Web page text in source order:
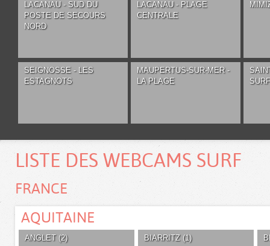
LACANAU - SUD DU
POSTE DE SECOURS
NORD
LACANAU - PLAGE
CENTRALE
SEIGNOSSE - LES
ESTAGNOTS
MAUPERTUS-SUR-MER -
LA PLAGE
SURF
LISTE DES WEBCAMS SURF
FRANCE
AQUITAINE
ANGLET (2) BIARRITZ (1)